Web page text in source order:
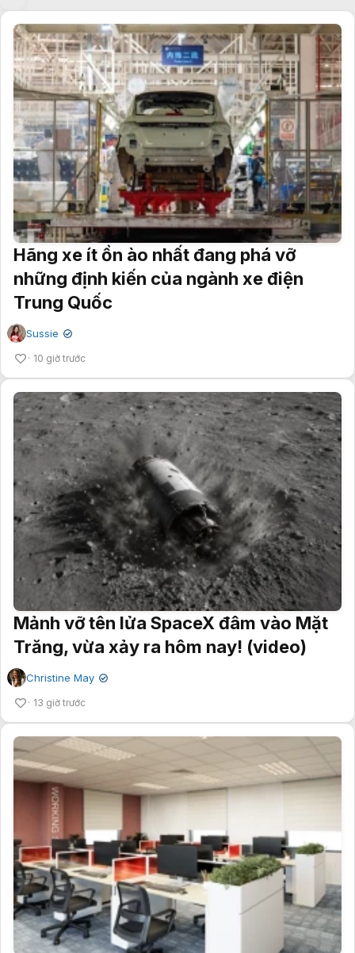
Hãng xe ít ồn ào nhất đang phá vỡ
những định kiến của ngành xe điện
Trung Quốc
Sussie ✔
10 giờ trước
Mảnh vỡ tên lửa SpaceX đâm vào Mặt
Trăng, vừa xảy ra hôm nay! (video)
Christine May ✔
13 giờ trước